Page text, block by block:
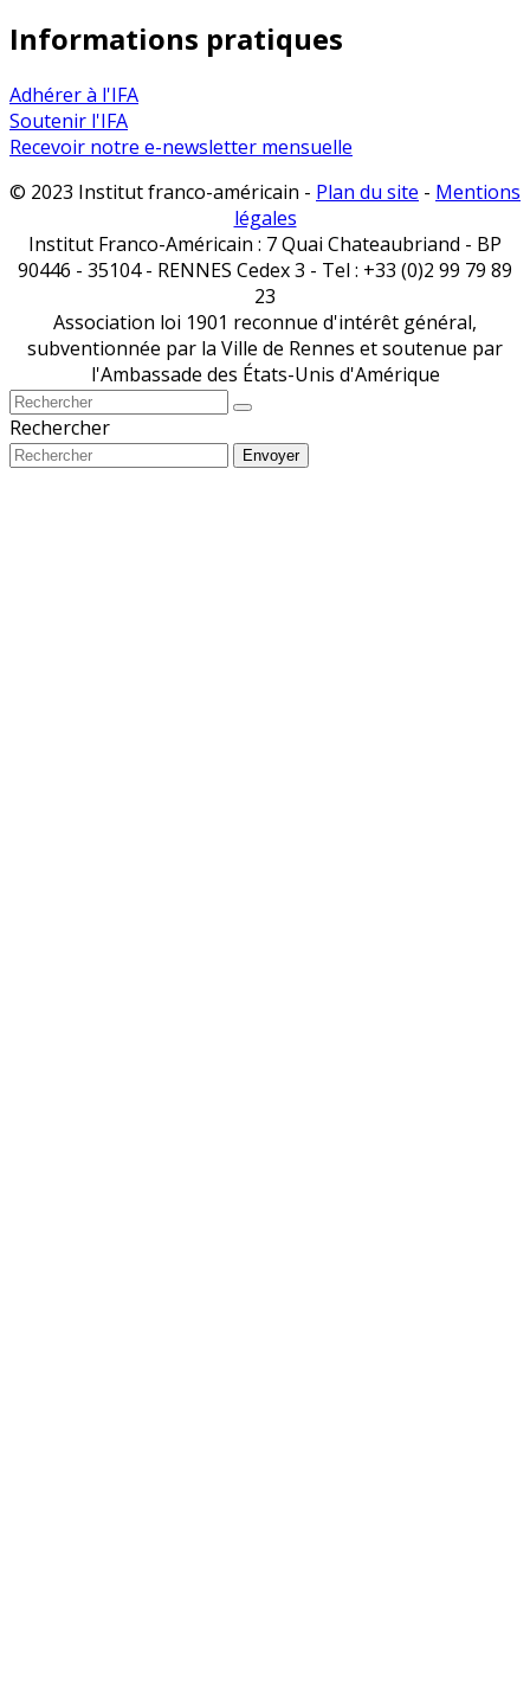
Informations pratiques
Adhérer à l'IFA
Soutenir l'IFA
Recevoir notre e-newsletter mensuelle
© 2023 Institut franco-américain - Plan du site - Mentions
légales
Institut Franco-Américain : 7 Quai Chateaubriand - BP
90446 - 35104 - RENNES Cedex 3 - Tel : +33 (0)2 99 79 89
23
Association loi 1901 reconnue d'intérêt général,
subventionnée par la Ville de Rennes et soutenue par
l'Ambassade des États-Unis d'Amérique
Rechercher
Envoyer